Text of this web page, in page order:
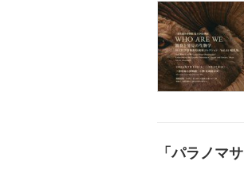
「パラノマ